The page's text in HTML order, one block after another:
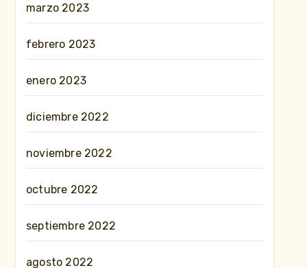
marzo 2023
febrero 2023
enero 2023
diciembre 2022
noviembre 2022
octubre 2022
septiembre 2022
agosto 2022